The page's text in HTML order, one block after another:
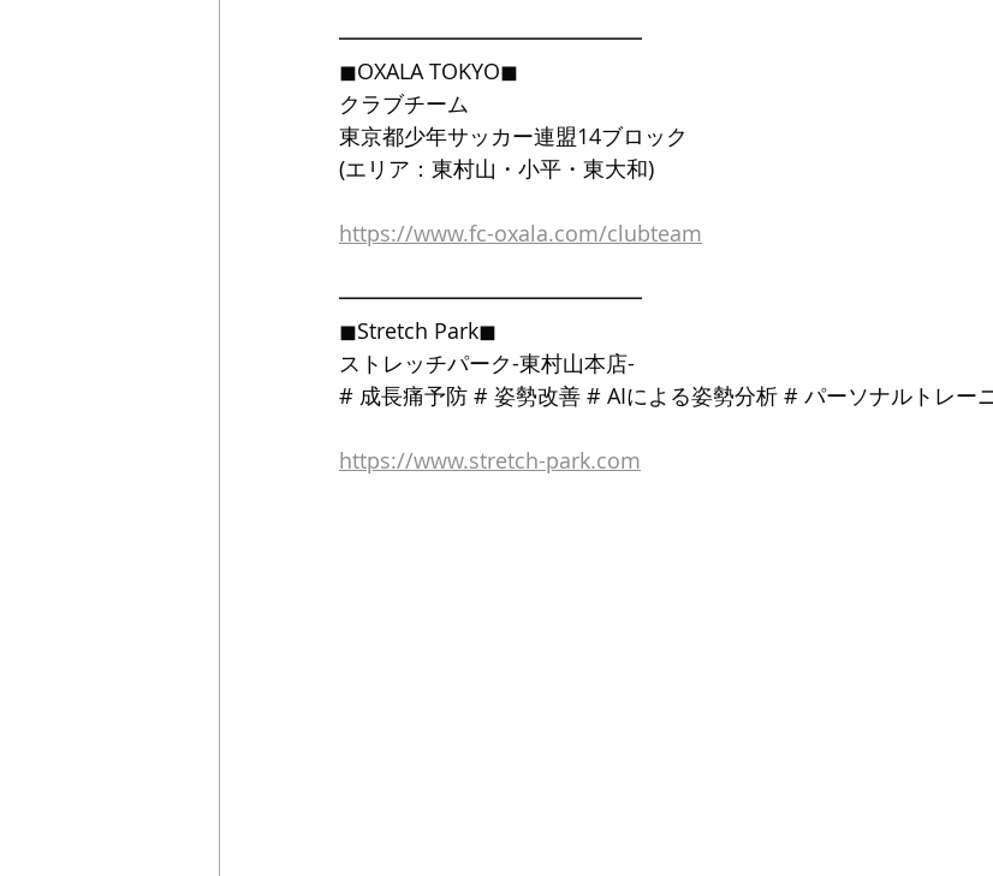
━━━━━━━━━━━━━━
◼OXALA TOKYO◼
クラブチーム
東京都少年サッカー連盟14ブロック
(エリア：東村山・小平・東大和)
https://www.fc-oxala.com/clubteam
━━━━━━━━━━━━━━
◼Stretch Park◼
ストレッチパーク-東村山本店-
# 成長痛予防 # 姿勢改善 # AIによる姿勢分析 # パーソナルトレー
https://www.stretch-park.com